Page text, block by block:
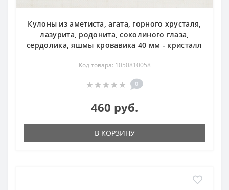
Кулоны из аметиста, агата, горного хрусталя,
лазурита, родонита, соколиного глаза,
сердолика, яшмы кровавика 40 мм - кристалл
Код товара: 1050810058
0
460 руб.
В КОРЗИНУ